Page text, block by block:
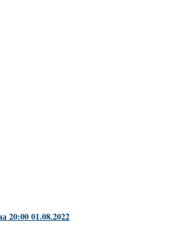
20:00 01.08.2022